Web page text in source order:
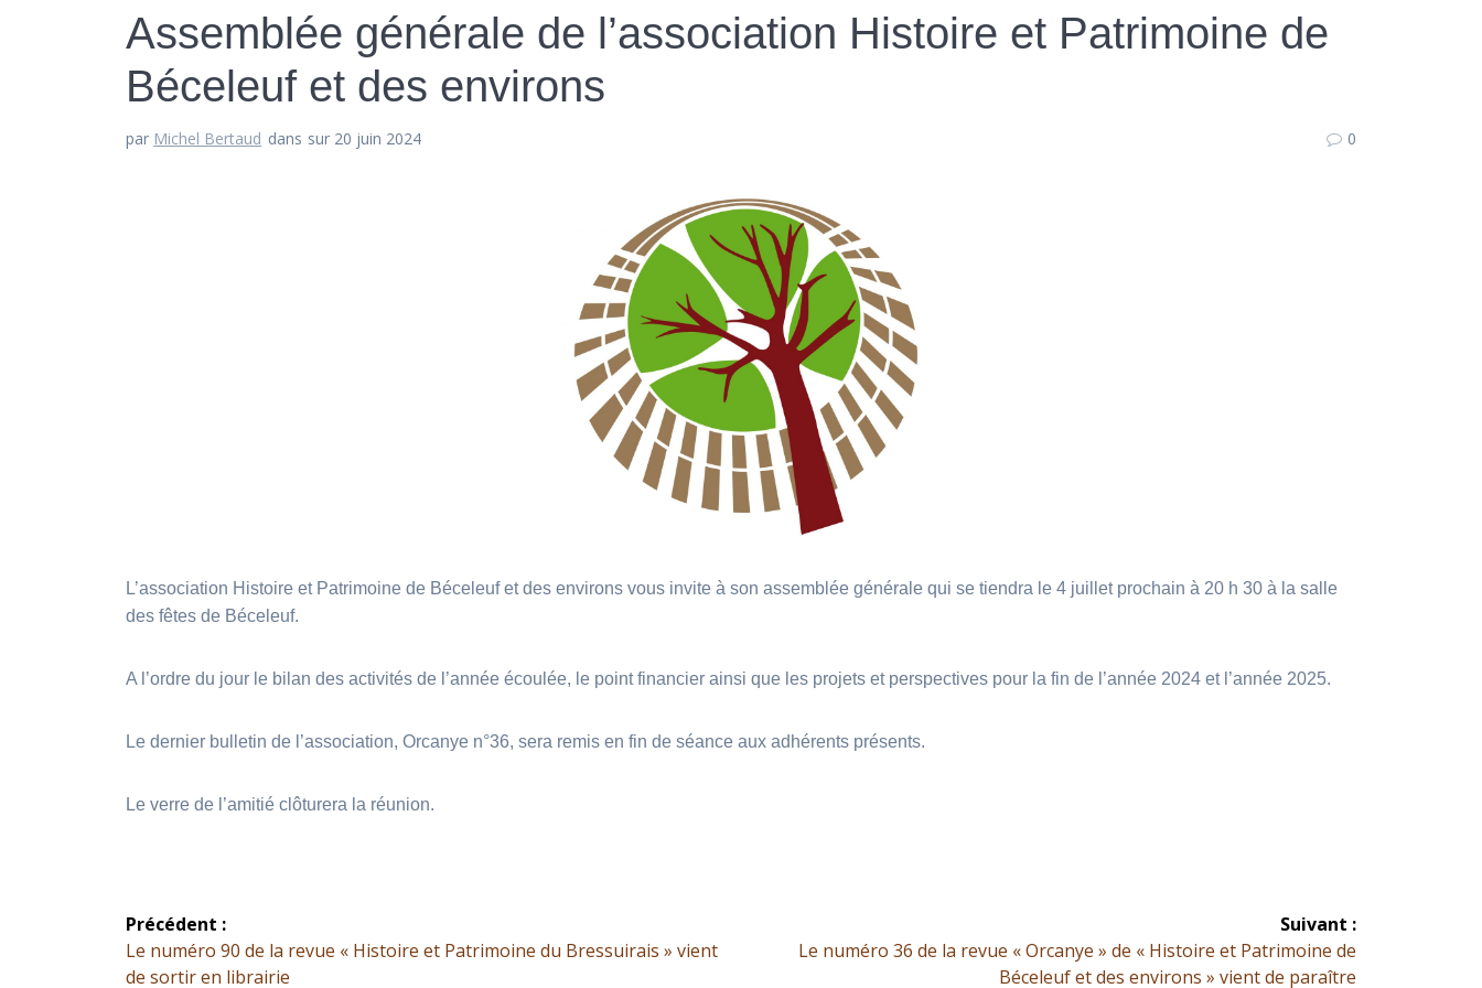
Assemblée générale de l’association Histoire et Patrimoine de
Béceleuf et des environs
par Michel Bertaud dans sur 20 juin 2024 0
L’association Histoire et Patrimoine de Béceleuf et des environs vous invite à son assemblée générale qui se tiendra le 4 juillet prochain à 20 h 30 à la salle
des fêtes de Béceleuf.
A l’ordre du jour le bilan des activités de l’année écoulée, le point financier ainsi que les projets et perspectives pour la fin de l’année 2024 et l’année 2025.
Le dernier bulletin de l’association, Orcanye n°36, sera remis en fin de séance aux adhérents présents.
Le verre de l’amitié clôturera la réunion.
Navigation
de
Précédent :
Article
précédent :
Le numéro 90 de la revue « Histoire et Patrimoine du Bressuirais » vient
de sortir en librairie
Suivant :
Article
Le numéro 36 de la revue « Orcanye » de « Histoire et Patrimoine de
Béceleuf et des environs » vient de paraître